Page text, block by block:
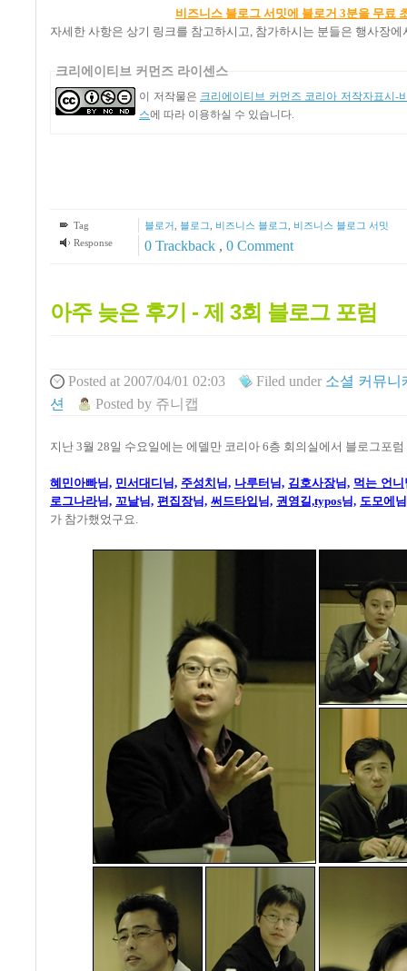
비즈니스 블로그 서밋에 블로거 3분을 무료
자세한 사항은 상기 링크를 참고하시고, 참가하시는 분들은 행사장
크리에이티브 커먼즈 라이센스
이 저작물은 크리에이티브 커먼즈 코리아 저작자표시-
스에 따라 이용하실 수 있습니다.
Tag 블로거 블로그 비즈니스 블로그
비즈니스 블로그 서밋
Response
0 Trackback , 0 Comment
아주 늦은 후기 - 제 3회 블로그 포럼
Posted at 2007/04/01 02:03 Filedunder 소셜 커뮤니
션
Postedby 쥬니캡
지난 3월 28일 수요일에는 에델만 코리아 6층 회의실에서 블로그포
혜민아빠님, 민서대디 님, 주성치 님, 나루터 님, 김호사장님, 먹는 언니
로그나라님, 꼬날님, 편집장님, 써드타입 님, 권영길,typos님, 도모에
가 참가했었구요.